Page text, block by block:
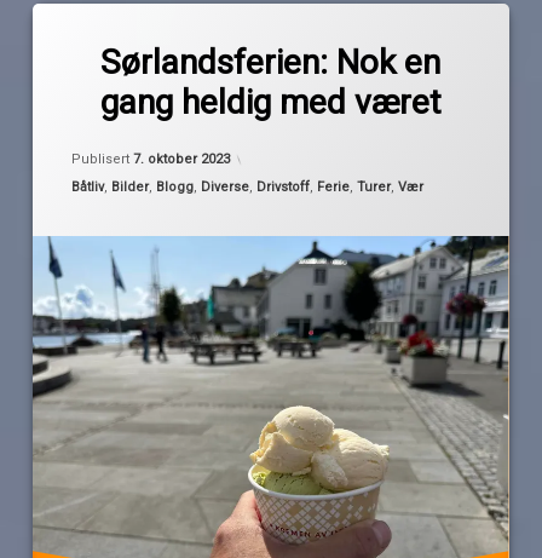
Sørlandsferien: Nok en
gang heldig med været
Publisert7. oktober 2023
Kategorier:
Båtliv, Bilder, Blogg Diverse Drivstoff Ferie ,Turer,Vær
oppsummering
værmeldinger